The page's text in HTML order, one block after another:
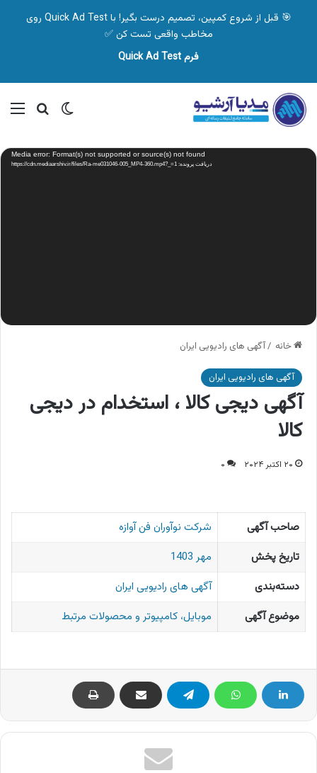
🎯 قبل از شروع کمپین، تصمیم درست بگیر! با Quick Ad Test روی
مخاطب واقعی تست کن ✅
فرم Quick Ad Test
تغییر پوسته
نمایشگر
ویدیو Media error: Format(s) not supported or source(s) not found
دریافت پرونده: https://cdn.mediaarshiv.ir/files/Ra-me031046-005_MP4-360.mp4?_=1
خانه /آگهی های رادیویی ایران
آگهی های رادیویی ایران
آگهی دیجی کالا ، استخدام در دیجی
کالا
۲۰ اکتبر ۲۰۲۴ ۰
صاحب آگهی
شرکت نوآوران فن آوازه
تاریخ پخش
مهر 1403
دسته‌بندی
آگهی های رادیویی ایران
موضوع آگهی
موبایل، کامپیوتر و محصولات مرتبط